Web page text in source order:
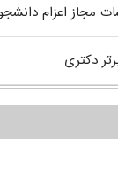
مجاز اعزام
دکتری